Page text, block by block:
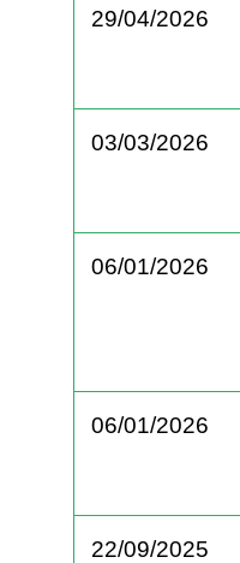
29/04/2026
03/03/2026
06/01/2026
06/01/2026
22/09/2025